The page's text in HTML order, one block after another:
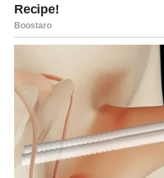
RAK
Rakovi su među najvećim
2026. godine.
Poslije mnogo tuge dolazi
prava ljubav ipak postoji.